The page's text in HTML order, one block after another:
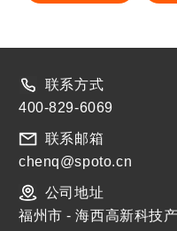
联系方式
400-829-6069
联系邮箱
chenq@spoto.cn
公司地址
福州市 - 海西高新科技